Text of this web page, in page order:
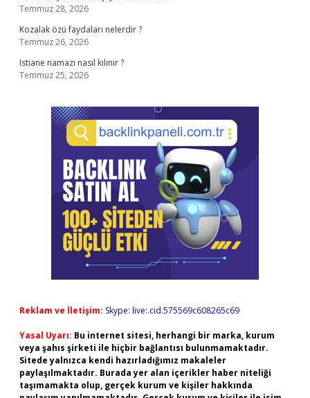
Temmuz 28, 2026
Kozalak özü faydaları nelerdir ?
Temmuz 26, 2026
Istiane namazı nasıl kılınır ?
Temmuz 25, 2026
Reklam ve İletişim: Skype: live:.cid.575569c608265c69
Yasal Uyarı: Bu internet sitesi, herhangi bir marka, kurum
veya şahıs şirketi ile hiçbir bağlantısı bulunmamaktadır.
Sitede yalnızca kendi hazırladığımız makaleler
paylaşılmaktadır. Burada yer alan içerikler haber niteliği
taşımamakta olup, gerçek kurum ve kişiler hakkında